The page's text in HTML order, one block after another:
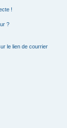
!
?
le lien de courrier